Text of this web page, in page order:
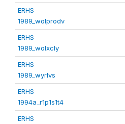
ERHS
1989_wolprodv
ERHS
1989_wolxcly
ERHS
1989_wyrlvs
ERHS
1994a_r1p1s1t4
ERHS